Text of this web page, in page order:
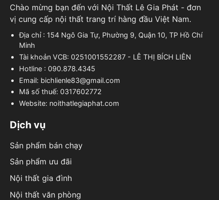
Chào mừng bạn đến với Nội Thất Lê Gia Phát - đơn
vị cung cấp nội thất trang trí hàng đầu Việt Nam.
Địa chỉ : 154 Ngô Gia Tự, Phường 9, Quận 10, TP Hồ Chí
Minh
Tài khoản VCB: 0251001552287 - LÊ THỊ BÍCH LIÊN
Hotline : 090.878.4345
Email: bichlienle83@gmail.com
Mã số thuế: 0317602772
Website: noithatlegiaphat.com
Dịch vụ
Sản phẩm bán chạy
Sản phẩm ưu đãi
Nội thất gia đình
Nội thất văn phòng